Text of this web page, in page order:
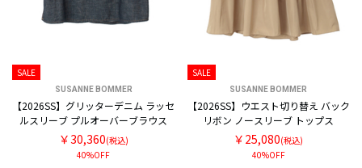
SALE
SUSANNE BOMMER
【2026SS】グリッターデニム ラッセ
ルスリーブ プルオーバーブラウス
￥30,360(税込)
40%OFF
SALE
SUSANNE BOMMER
【2026SS】ウエスト切り替え バック
リボン ノースリーブ トップス
￥25,080(税込)
40%OFF